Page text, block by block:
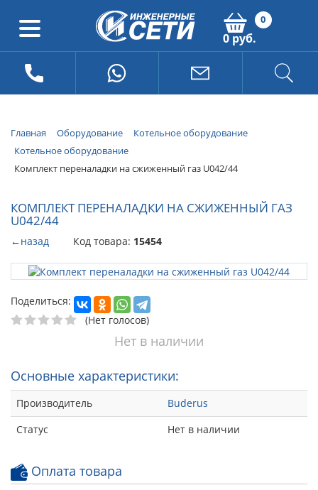
0
0 руб.
Главная Оборудование
Котельное оборудование
Котельное оборудование
Комплект переналадки на сжиженный газ U042/44
КОМПЛЕКТ ПЕРЕНАЛАДКИ НА СЖИЖЕННЫЙ ГАЗ
U042/44
←назад Код товара: 15454
Поделиться:
(Нет голосов)
Нет в наличии
Основные характеристики:
Производитель
Buderus
Статус
Нет в наличии
Оплата товара